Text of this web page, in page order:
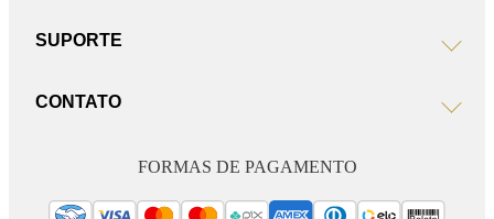
SUPORTE
CONTATO
FORMAS DE PAGAMENTO